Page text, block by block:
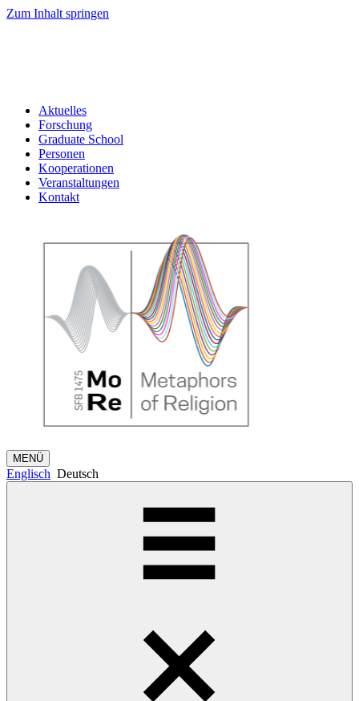
Zum Inhalt springen
Aktuelles
Forschung
Graduate School
Personen
Kooperationen
Veranstaltungen
Kontakt
MENÜ
Englisch Deutsch